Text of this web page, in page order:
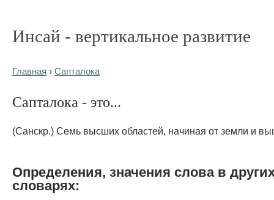
Инсай - вертикальное развитие
Главная › Сапталока
Сапталока - это...
(Санскр.) Семь высших областей, начиная от земли и
Определения, значения слова в
словарях: